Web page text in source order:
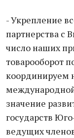
- Укрепление
партнерства с
число наших
товарооборот
координируем
значение
государств
ведущих